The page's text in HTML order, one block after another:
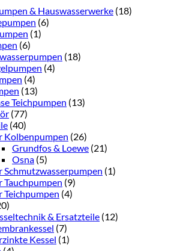
& Hauswasserwerke (18)
(6)
(1)
(6)
(18)
(4)
(4)
(13)
Teichpumpen (13)
(77)
(40)
Kolbenpumpen (26)
Grundfos & Loewe (21)
Osna (5)
Schmutzwasserpumpen (1)
Tauchpumpen (9)
Teichpumpen (4)
& Ersatzteile (12)
(7)
Kessel (1)